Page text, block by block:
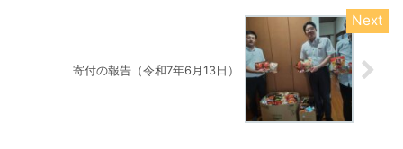
寄付の報告（令和7年6月13日）